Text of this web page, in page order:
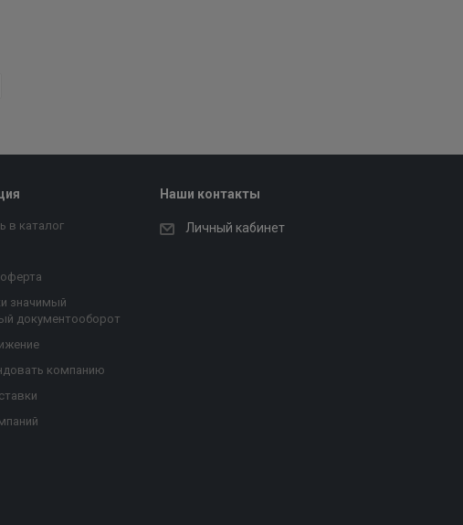
в каталог
значимый
документооборот
компанию
Наши контакты
Личный кабинет